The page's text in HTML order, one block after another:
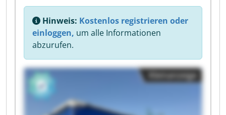
Hinweis: Kostenlos registrieren oder
einloggen, um alle Informationen
abzurufen.
Kleinanzeige